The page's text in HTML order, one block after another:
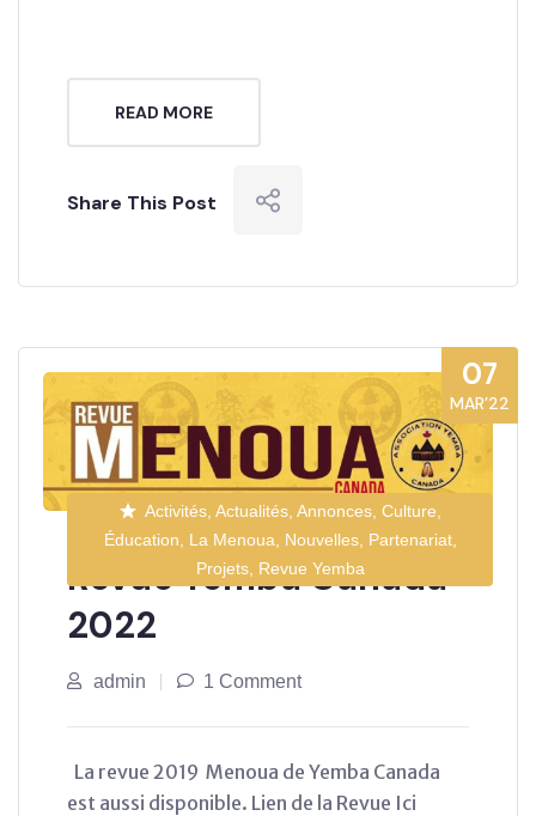
READ MORE
Share This Post
07
MAR’22
Activités, Actualités, Annonces, Culture,
Éducation, La Menoua, Nouvelles, Partenariat,
Projets, Revue Yemba
Revue Yemba Canada
2022
admin 1 Comment
La revue 2019 Menoua de Yemba Canada
est aussi disponible. Lien de la Revue Ici